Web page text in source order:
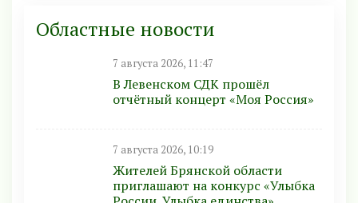
Областные новости
7 августа 2026, 11:47
В Левенском СДК прошёл
отчётный концерт «Моя Россия»
7 августа 2026, 10:19
Жителей Брянской области
приглашают на конкурс «Улыбка